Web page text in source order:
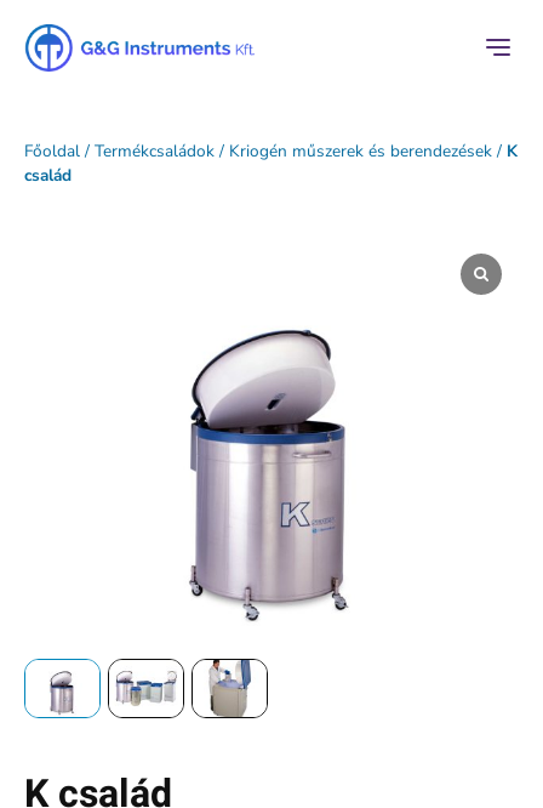
Főoldal/ Termékcsaládok/ Kriogén műszerek és berendezések/ K
család
K család